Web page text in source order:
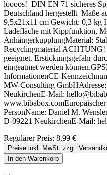
loooos! DIN EN 71 sicheres
Deutschland hergestellt Maße
9,5x21x11 cm Gewicht: 0,3 kg
Ladefläche mit Kippfunktion,
AnhängerkupplungMaterial:
Recyclingmaterial ACHTUNG!
geeignet. Erstickungsgefahr
eingeatmet werden
InformationenCE-
MW-Consulting
NeukirchenE-Mail:
PersonName: Daniel M.
D-09221 NeukirchenE-Mail:
Regulärer Preis: 8,99 €
Preise inkl. MwSt. zzgl.
In den Warenkorb